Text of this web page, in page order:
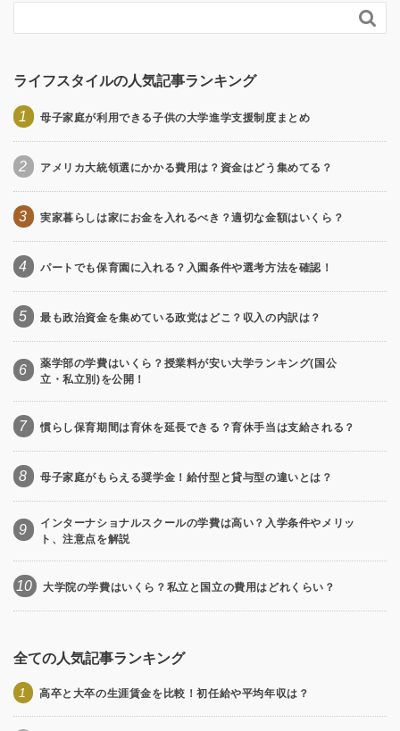

ライフスタイルの人気記事ランキング
1 母子家庭が利用できる子供の大学進学支援制度まとめ
2 アメリカ大統領選にかかる費用は？資金はどう集めてる？
3 実家暮らしは家にお金を入れるべき？適切な金額はいくら？
4 パートでも保育園に入れる？入園条件や選考方法を確認！
5 最も政治資金を集めている政党はどこ？収入の内訳は？
6
薬学部の学費はいくら？授業料が安い大学ランキング(国公
立・私立別)を公開！
7 慣らし保育期間は育休を延長できる？育休手当は支給される？
8 母子家庭がもらえる奨学金！給付型と貸与型の違いとは？
9
インターナショナルスクールの学費は高い？入学条件やメリッ
ト、注意点を解説
10 大学院の学費はいくら？私立と国立の費用はどれくらい？
全ての人気記事ランキング
1 高卒と大卒の生涯賃金を比較！初任給や平均年収は？